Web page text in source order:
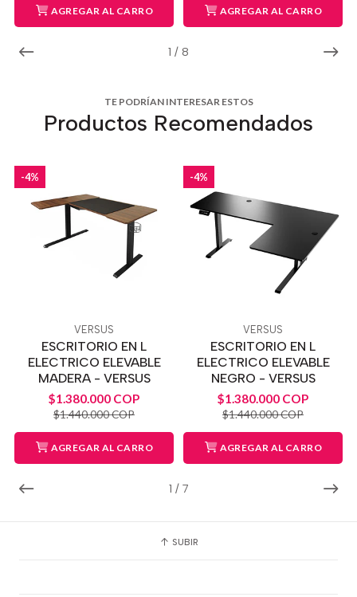
1 / 8
AGREGAR AL CARRO AGREGAR AL CARRO
TE PODRÍAN INTERESAR ESTOS
Productos Recomendados
1 / 7
-4%
VERSUS
ESCRITORIO EN L
ELECTRICO ELEVABLE
MADERA - VERSUS
$1.380.000 COP
$1.440.000 COP
AGREGAR AL CARRO
-4%
VERSUS
ESCRITORIO EN L
ELECTRICO ELEVABLE
NEGRO - VERSUS
$1.380.000 COP
$1.440.000 COP
AGREGAR AL CARRO
SUBIR